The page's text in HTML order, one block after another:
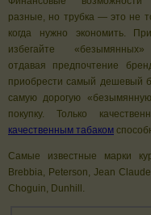
разные, но трубка — это не
когда нужно экономить.
избегайте
отдавая предпочтение
приобрести самый дешевый
самую дорогую
покупку. Только
качественным табаком
Самые известные марки
Brebbia, Peterson, Jean
Choguin, Dunhill.